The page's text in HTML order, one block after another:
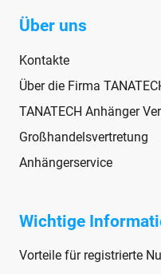
Über uns
Kontakte
Über die Firma
TANATECH Anhänger
Großhandelsvertretung
Anhängerservice
Wichtige
Vorteile für registrierte